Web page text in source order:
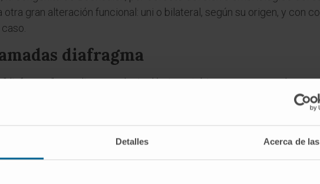
Detalles Acerca de
otra gran alteración funcional: uni o bilateral, según su origen, y con
diafragma
"diafragma" se aplica a cualquier lámina o tabique que separa dos
estructuras que llevan el mismo nombre por analogía morfológica o
de la pelvis. Por debajo, la clasificación anatómica tradicional
diafragma de la silla, es el techo dural que cubre la hipófisis.